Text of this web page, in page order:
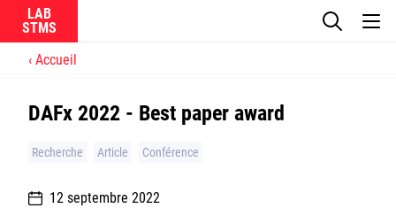
LAB
La recherche
Accueil
DAFx 2022 - Best paper award
Recherche Article Conférence
12 septembre 2022